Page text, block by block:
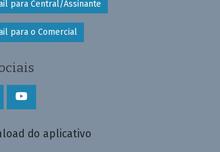
para Central/Assinante
para o Comercial
do aplicativo